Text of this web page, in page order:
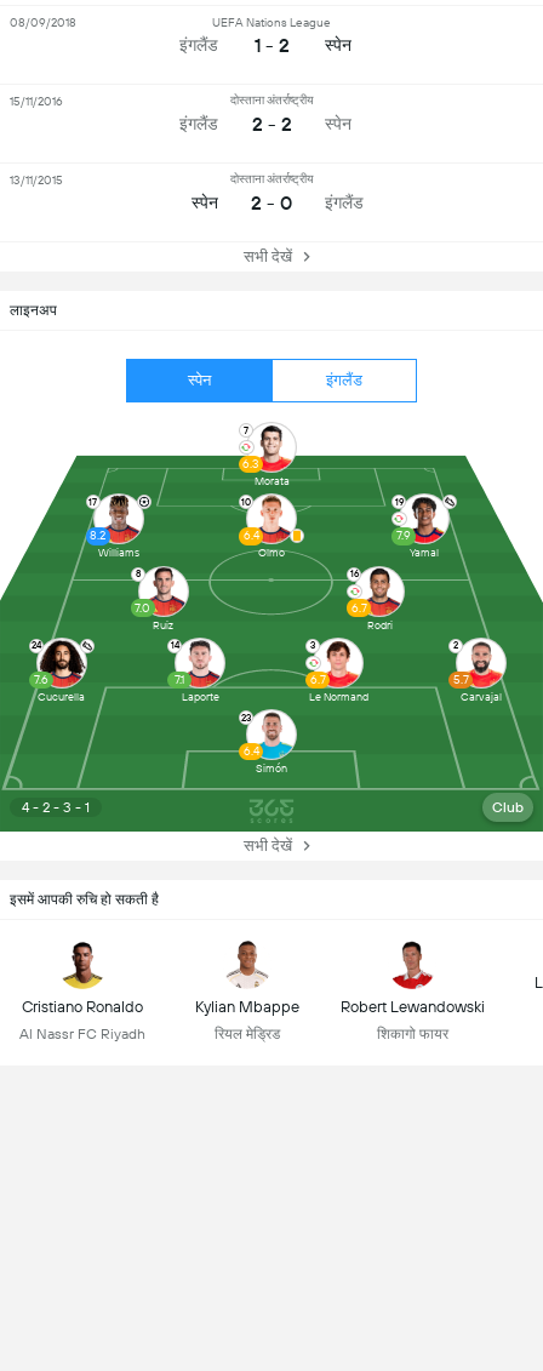
लाइनअप
स्पेन इंगलैंड
4 - 2 - 3 - 1 Club
23
6.4
Simón
24
7.6
Cucurella
14
7.1
Laporte
3
6.7
Le Normand
2
5.7
Carvajal
8
7.0
Ruiz
16
6.7
Rodri
17
8.2
Williams
10
6.4
Olmo
19
7.9
Yamal
7
6.3
Morata
सभी देखें
इंगलैंड
UEFA Nations League
1 - 2 स्पेन
08/09/2018
इंगलैंड
दोस्ताना अंतर्राष्ट्रीय
2 - 2 स्पेन
15/11/2016
स्पेन
दोस्ताना अंतर्राष्ट्रीय
2 - 0 इंगलैंड
13/11/2015
सभी देखें
इसमें आपकी रुचि हो सकती है
Cristiano Ronaldo
Al Nassr FC Riyadh
Kylian Mbappe
रियल मेड्रिड
Robert Lewandowski
शिकागो फायर